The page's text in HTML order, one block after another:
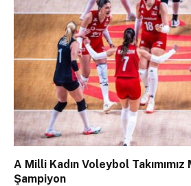
A Milli Kadın Voleybol
Şampiyon